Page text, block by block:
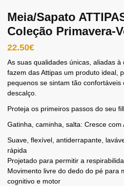
Meia/Sapato
Coleção Primavera-
22.50€
As suas qualidades únicas, aliadas à
fazem das Attipas um produto ideal,
pequenos se sintam tão confortáveis
descalço.
Proteja os primeiros passos do seu
Gatinha, caminha, salta: Cresce com
Suave, flexível, antiderrapante,
rápida
Projetado para permitir a
Movimento livre do dedo do pé para
cognitivo e motor